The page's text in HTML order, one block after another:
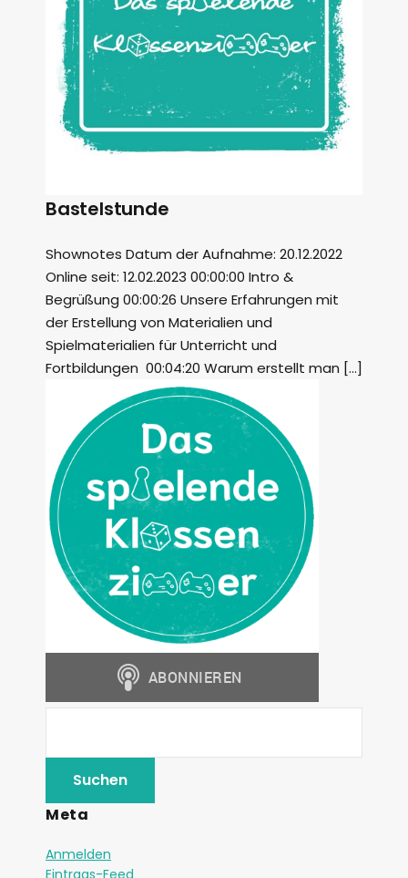
Bastelstunde
Shownotes Datum der Aufnahme: 20.12.2022
Online seit: 12.02.2023 00:00:00 Intro &
Begrüßung 00:00:26 Unsere Erfahrungen mit
der Erstellung von Materialien und
Spielmaterialien für Unterricht und
Fortbildungen 00:04:20 Warum erstellt man […]
Meta
Anmelden
Eintrags-Feed